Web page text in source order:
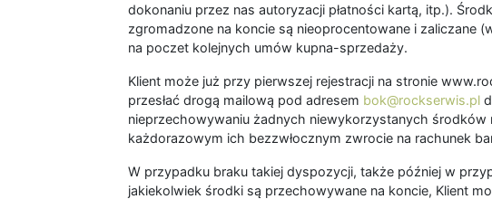
dokonaniu przez nas autoryzacji płatności kartą, itp.).
zgromadzone na koncie są nieoprocentowane i zaliczane
na poczet kolejnych umów kupna-sprzedaży.
Klient może już przy pierwszej rejestracji na stronie
przesłać drogą mailową pod adresem bok@rockserwis.pl
nieprzechowywaniu żadnych niewykorzystanych środków
każdorazowym ich bezzwłocznym zwrocie na rachunek
W przypadku braku takiej dyspozycji, także później w
jakiekolwiek środki są przechowywane na koncie, Klient